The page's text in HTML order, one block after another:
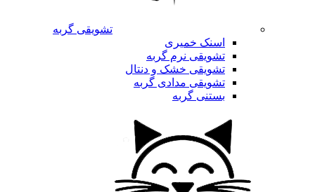
تشویقی گربه
اسنک خمیری
تشویقی نرم گربه
تشویقی خشک و دنتال
تشویقی مدادی گربه
بستنی گربه